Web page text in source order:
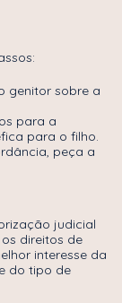
genitor sobre a
para a
para o filho.
peça a
judicial
direitos de
interesse da
do tipo de